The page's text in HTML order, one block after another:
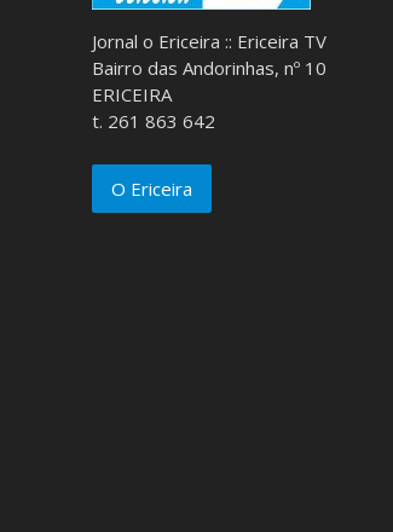
Jornal o Ericeira :: Ericeira TV
Bairro das Andorinhas, nº 10
ERICEIRA
t. 261 863 642
O Ericeira